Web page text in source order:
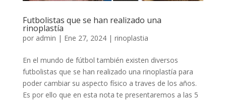
Futbolistas que se han realizado una
rinoplastía
por admin | Ene 27, 2024| rinoplastia
En el mundo de fútbol también existen diversos
futbolistas que se han realizado una rinoplastía para
poder cambiar su aspecto físico a traves de los años.
Es por ello que en esta nota te presentaremos a las 5